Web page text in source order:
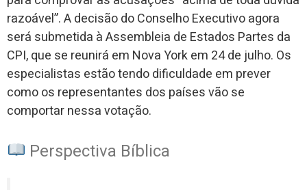
razoável”. A decisão do Conselho Executivo agora
será submetida à Assembleia de Estados Partes da
CPI, que se reunirá em Nova York em 24 de julho. Os
especialistas estão tendo dificuldade em prever
como os representantes dos países vão se
comportar nessa votação.
Perspectiva Bíblica